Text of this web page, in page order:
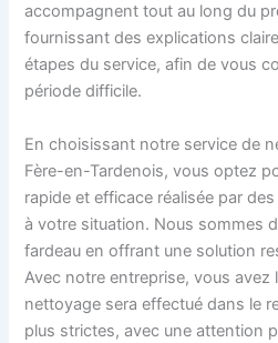
accompagnent tout au long du
fournissant des explications
étapes du service, afin de vous
période difficile.
En choisissant notre service de
Fère-en-Tardenois, vous optez
rapide et efficace réalisée par
à votre situation. Nous sommes
fardeau en offrant une solution
Avec notre entreprise, vous avez
nettoyage sera effectué dans le
plus strictes, avec une attention